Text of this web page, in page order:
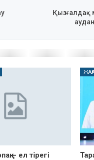
Қызғалдақ
– ел тірегі